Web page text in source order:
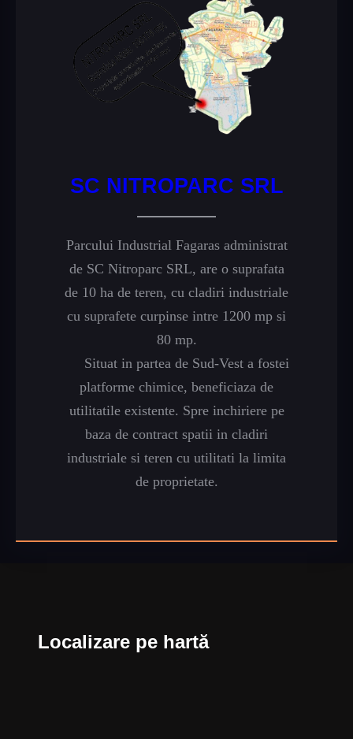
SC NITROPARC SRL
Parcului Industrial Fagaras administrat
de SC Nitroparc SRL, are o suprafata
de 10 ha de teren, cu cladiri industriale
cu suprafete curpinse intre 1200 mp si
80 mp.
Situat in partea de Sud-Vest a fostei
platforme chimice, beneficiaza de
utilitatile existente. Spre inchiriere pe
baza de contract spatii in cladiri
industriale si teren cu utilitati la limita
de proprietate.
Localizare pe hartă